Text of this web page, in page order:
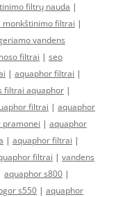
filtrų nauda |
monkštinimo filtrai |
vandens
filtrai | seo
| aquaphor filtrai |
filtrai aquaphor |
filtrai | aquaphor
pramonei | aquaphor
| aquaphor filtrai |
filtrai | vandens
aquaphor s800 |
s550 | aquaphor